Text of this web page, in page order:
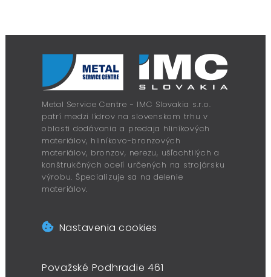
Metal Service Centre - IMC Slovakia s.r.o.
patrí medzi lídrov na slovenskom trhu v
oblasti dodávania a predaja hliníkových
materiálov, hliníkovo-bronzových
materiálov, bronzov, nerezu, ušľachtilých a
konštrukčných ocelí určených na strojársku
výrobu. Špecializuje sa na delenie
materiálov.
Nastavenia cookies
Považské Podhradie 461